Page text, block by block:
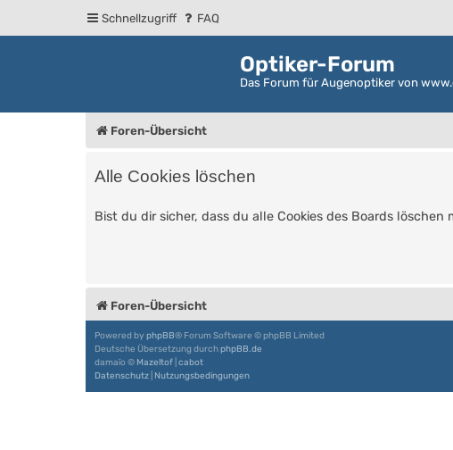
Schnellzugriff FAQ
Optiker-Forum
Das Forum für Augenoptiker von
Foren-Übersicht
Alle Cookies löschen
Bist du dir sicher, dass du alle Cookies des Boards löschen
Foren-Übersicht
Powered by phpBB® Forum Software © phpBB Limited
Deutsche Übersetzung durchphpBB.de
damaïo © Mazeltof cabot
Datenschutz Nutzungsbedingungen